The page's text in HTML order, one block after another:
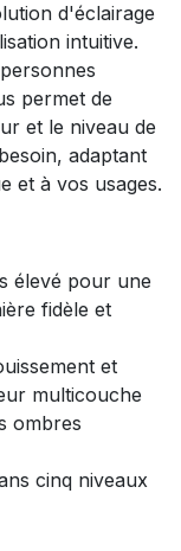
d'éclairage
intuitive.
permet de
et le niveau de
adaptant
et à vos usages.
élevé pour une
fidèle et
et
multicouche
ombres
cinq niveaux